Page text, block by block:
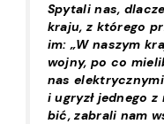
Spytali nas,
kraju, z którego
im: „W naszym
wojny, po co
nas elektrycznymi
i ugryzł jednego
bić, zabrali nam